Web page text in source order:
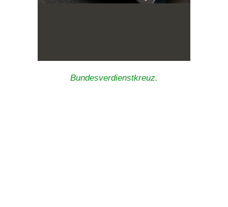
Bundesverdienstkreuz.